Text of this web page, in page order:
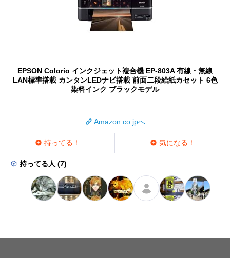
EPSON Colorio インクジェット複合機 EP-803A 有線・無線
LAN標準搭載 カンタンLEDナビ搭載 前面二段給紙カセット 6色
染料インク ブラックモデル
Amazon.co.jpへ
持ってる！ 気になる！
持ってる人 (7)